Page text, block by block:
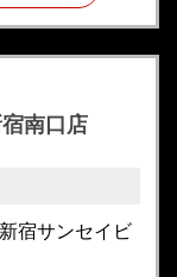
宿南口店
宿サンセイビ